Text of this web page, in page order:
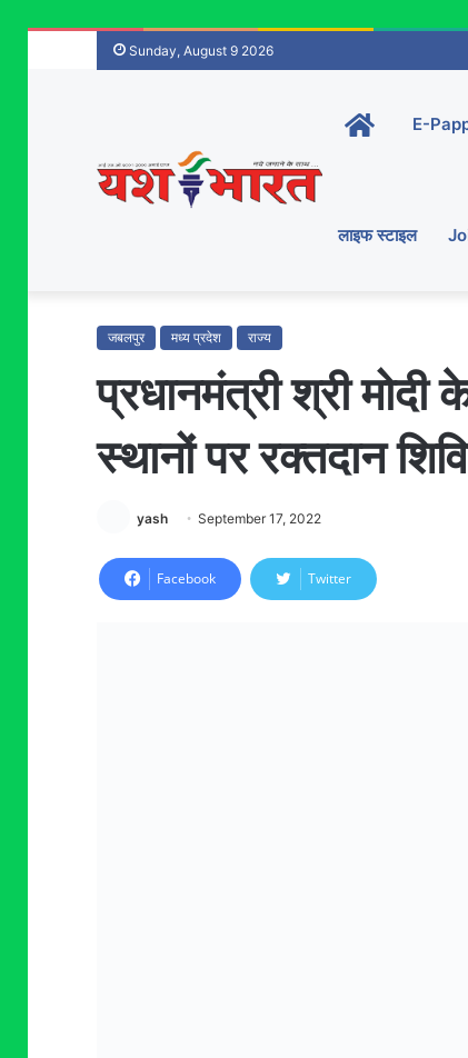
Sunday, August 9 2026
Home-
main
E-
लाइफ स्टाइल
जबलपुर मध्य प्रदेश राज्य
प्रधानमंत्री श्री
स्थानों पर रक्तदान
yash September 17, 2022
Facebook Twitter